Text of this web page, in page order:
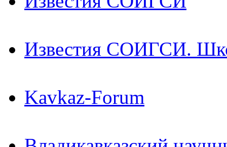
Известия СОИГСИ.
Kavkaz-Forum